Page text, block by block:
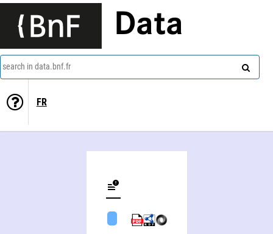
Data
search in data.bnf.fr
FR